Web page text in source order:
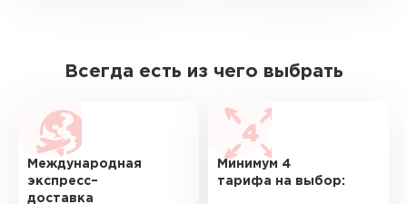
Всегда есть из чего выбрать
Международная
экспресс–
доставка
Минимум 4
тарифа на выбор: